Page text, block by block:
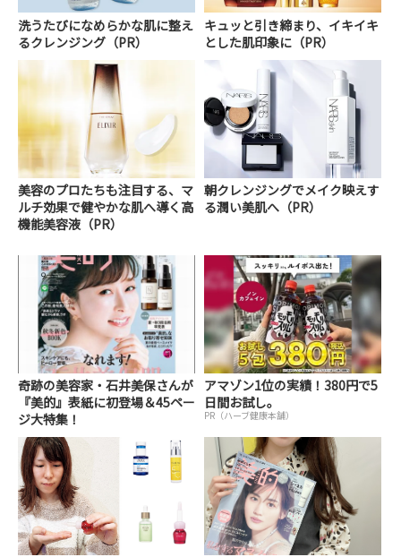
洗うたびになめらかな肌に整え
るクレンジング（PR）
キュッと引き締まり、イキイキ
とした肌印象に（PR）
美容のプロたちも注目する、マ
ルチ効果で健やかな肌へ導く高
機能美容液（PR）
朝クレンジングでメイク映えす
る潤い美肌へ（PR）
奇跡の美容家・石井美保さんが
『美的』表紙に初登場＆45ペー
ジ大特集！
アマゾン1位の実績！380円で5
日間お試し。
PR（ハーブ健康本舗）